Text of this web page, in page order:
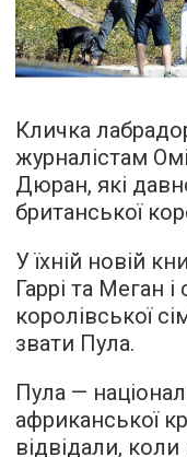
Кличка
журналістам
Дюран, які
британської
У їхній новій
Гаррі та Меган
королівської
звати Пула.
Пула —
африканської
відвідали, коли